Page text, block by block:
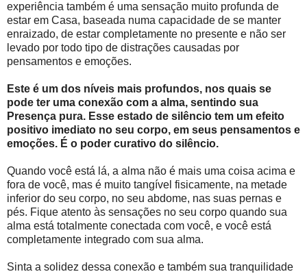
experiência também é uma sensação muito profunda de
estar em Casa, baseada numa capacidade de se manter
enraizado, de estar completamente no presente e não ser
levado por todo tipo de distrações causadas por
pensamentos e emoções.
Este é um dos níveis mais profundos, nos quais se
pode ter uma conexão com a alma, sentindo sua
Presença pura. Esse estado de silêncio tem um efeito
positivo imediato no seu corpo, em seus pensamentos e
emoções. É o poder curativo do silêncio.
Quando você está lá, a alma não é mais uma coisa acima e
fora de você, mas é muito tangível fisicamente, na metade
inferior do seu corpo, no seu abdome, nas suas pernas e
pés. Fique atento às sensações no seu corpo quando sua
alma está totalmente conectada com você, e você está
completamente integrado com sua alma.
Sinta a solidez dessa conexão e também sua tranquilidade